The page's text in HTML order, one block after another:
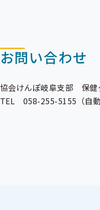
お問い合わせ
協会けんぽ岐阜支部 保健
TEL 058-255-5155（自動